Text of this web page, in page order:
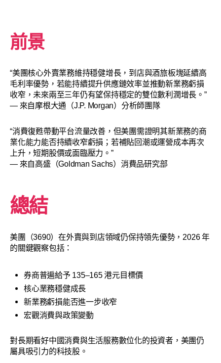
前景
“美團核心外賣業務維持穩健增長，到店與酒旅板塊延續高
毛利率優勢，若能持續提升供應鏈效率並推動新業務虧損
收窄，未來兩至三年仍有望保持穩定的雙位數利潤增長。”
— 來自摩根大通（J.P. Morgan）分析師團隊
“消費復甦帶動平台流量改善，但美團需證明其新業務的商
業化能力能否持續收窄虧損；若補貼回潮或運營成本再次
上升，短期股價或面臨壓力。”
— 來自高盛（Goldman Sachs）消費品研究部
總結
美團（3690）在外賣與到店領域仍保持領先優勢，2026 年
的關鍵觀察包括：
券商普遍給予 135–165 港元目標價
核心業務穩健成長
新業務虧損能否進一步收窄
宏觀消費與政策變動
對長期看好中國消費與生活服務數位化的投資者，美團仍
屬具吸引力的科技股。